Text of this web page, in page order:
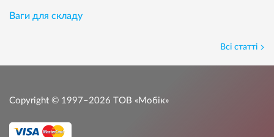
Ваги для складу
Всі статті
Copyright © 1997–2026 ТОВ «Мобік»